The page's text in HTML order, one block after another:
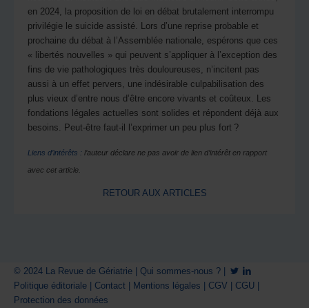
en 2024, la proposition de loi en débat brutalement interrompu
privilégie le suicide assisté. Lors d’une reprise probable et
prochaine du débat à l’Assemblée nationale, espérons que ces
« libertés nouvelles » qui peuvent s’appliquer à l’exception des
fins de vie pathologiques très douloureuses, n’incitent pas
aussi à un effet pervers, une indésirable culpabilisation des
plus vieux d’entre nous d’être encore vivants et coûteux. Les
fondations légales actuelles sont solides et répondent déjà aux
besoins. Peut-être faut-il l’exprimer un peu plus fort ?
Liens d’intérêts : l’auteur déclare ne pas avoir de lien d’intérêt en rapport
avec cet article.
RETOUR AUX ARTICLES
© 2024 La Revue de Gériatrie | Qui sommes-nous ?
Politique éditoriale
Contact Mentions légales CGV CGU
Protection des données